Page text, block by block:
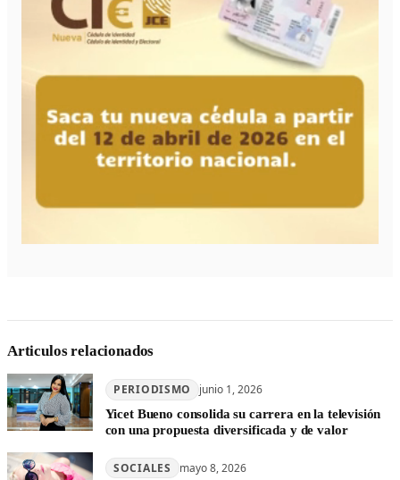
Articulos relacionados
PERIODISMO junio 1, 2026
Yicet Bueno consolida su carrera en la televisión
con una propuesta diversificada y de valor
SOCIALES mayo 8, 2026